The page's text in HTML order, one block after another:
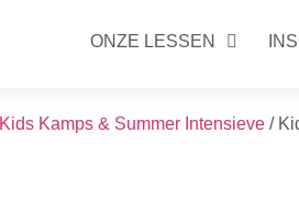
ONZE LESSEN
Kids Kamps & Summer Intensieve /